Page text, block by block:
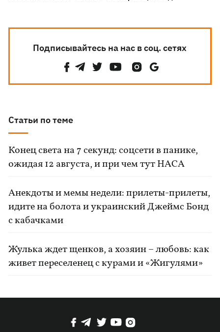
Подписывайтесь на нас в соц. сетях
Статьи по теме
Конец света на 7 секунд: соцсети в панике,
ожидая 12 августа, и при чем тут НАСА
Анекдоты и мемы недели: прилеты-прилеты,
идите на болота и украинский Джеймс Бонд
с кабачками
Жулька ждет щенков, а хозяин – любовь: как
живет переселенец с курами и «Жигулями»